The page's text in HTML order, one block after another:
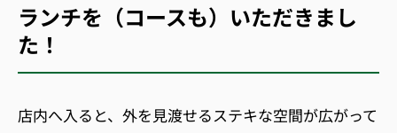
ランチを（コースも）いただきまし
た！
店内へ入ると、外を見渡せるステキな空間が広がって